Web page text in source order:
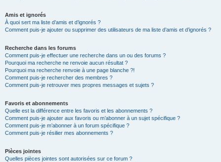
Amis et ignorés
À quoi sert ma liste d’amis et d’ignorés ?
Comment puis-je ajouter ou supprimer des utilisateurs de ma liste d’amis et d’ignorés ?
Recherche dans les forums
Comment puis-je effectuer une recherche dans un ou des forums ?
Pourquoi ma recherche ne renvoie aucun résultat ?
Pourquoi ma recherche renvoie à une page blanche ?!
Comment puis-je rechercher des membres ?
Comment puis-je retrouver mes propres messages et sujets ?
Favoris et abonnements
Quelle est la différence entre les favoris et les abonnements ?
Comment puis-je ajouter aux favoris ou m’abonner à un sujet spécifique ?
Comment puis-je m’abonner à un forum spécifique ?
Comment puis-je résilier mes abonnements ?
Pièces jointes
Quelles pièces jointes sont autorisées sur ce forum ?